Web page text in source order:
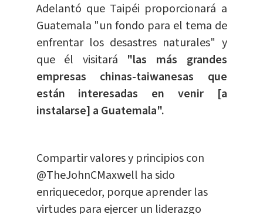
Adelantó que Taipéi proporcionará a
Guatemala "un fondo para el tema de
enfrentar los desastres naturales" y
que él visitará "las más grandes
empresas chinas-taiwanesas que
están interesadas en venir [a
instalarse] a Guatemala".
Compartir valores y principios con
@TheJohnCMaxwell ha sido
enriquecedor, porque aprender las
virtudes para ejercer un liderazgo